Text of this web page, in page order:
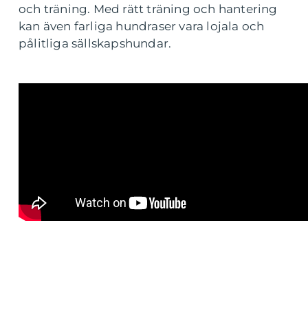
och träning. Med rätt träning och hantering
kan även farliga hundraser vara lojala och
pålitliga sällskapshundar.